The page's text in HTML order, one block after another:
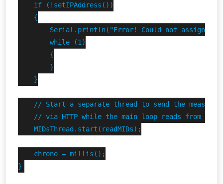
    if (!setIPAddress())
    {
Serial.println("Error! Could not assign
        while (1)
        {
        }
    }
// Start a separate thread to send the
// via HTTP while the main loop reads from the
    MIDsThread.start(readMIDs);
    chrono = millis();
}